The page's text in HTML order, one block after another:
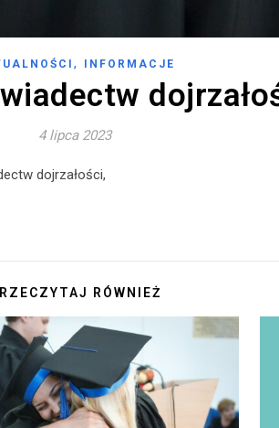
, INFORMACJE
4 lipca 2023
dojrzałości,
RÓWNIEŻ